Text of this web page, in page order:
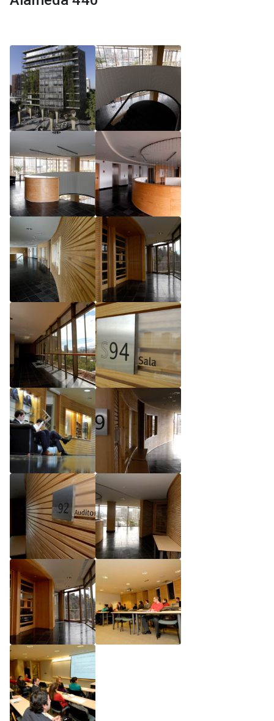
Reglamento de Magíster, Pontificia Universidad
Universidad Católica de Chile
Reglamento de Magíster, Pontificia Universidad
Católica de Chile LLM UC 2025
Reglamento de Seminarios de Graduación
Programa de Magíster en Derecho, LLM 2025